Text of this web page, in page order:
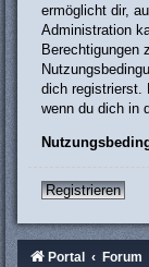
ermöglicht dir,
Administration
Berechtigungen
dich registrierst.
wenn du dich in
Registrieren
Portal Forum